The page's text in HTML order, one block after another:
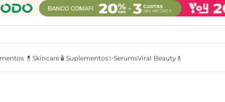
💊 Skincare🧴 Suplementos✨SerumsViral Beauty💄